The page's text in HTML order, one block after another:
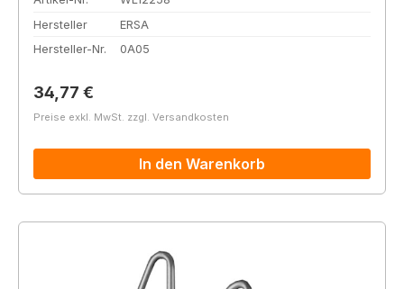
Hersteller
ERSA
Hersteller-Nr.
0A05
Regulärer Preis:
34,77 €
Preise exkl. MwSt. zzgl. Versandkosten
In den Warenkorb